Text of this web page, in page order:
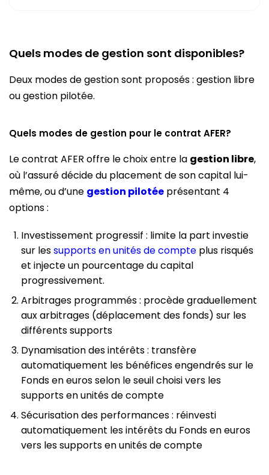
Quels modes de gestion sont disponibles?
Deux modes de gestion sont proposés : gestion libre
ou gestion pilotée.
Quels modes de gestion pour le contrat AFER?
Le contrat AFER offre le choix entre la gestion libre,
où l’assuré décide du placement de son capital lui-
même, ou d’une gestion pilotée présentant 4
options :
Investissement progressif : limite la part investie
sur lessupports en unités de compte plus risqués
et injecte un pourcentage du capital
progressivement.
Arbitrages programmés : procède graduellement
aux arbitrages (déplacement des fonds) sur les
différents supports
Dynamisation des intérêts : transfère
automatiquement les bénéfices engendrés sur le
Fonds en euros selon le seuil choisi vers les
supports en unités de compte
Sécurisation des performances : réinvesti
automatiquement les intérêts du Fonds en euros
vers les supports en unités de compte